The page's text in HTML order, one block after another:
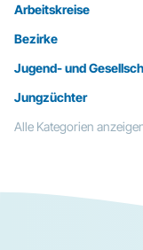
Arbeitskreise
Bezirke
Jugend- und
Jungzüchter
Alle Kategorien